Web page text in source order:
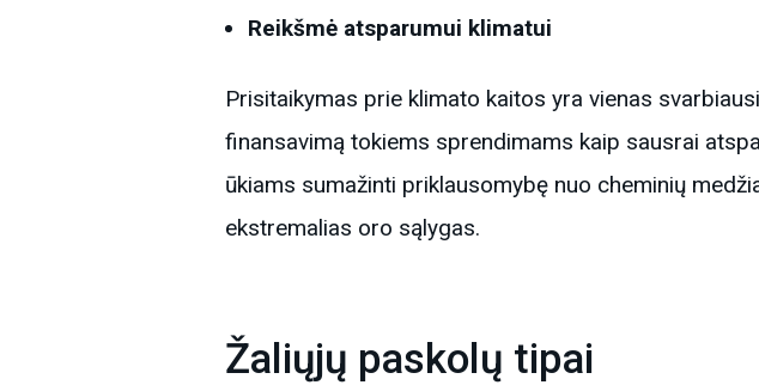
Reikšmė atsparumui klimatui
Prisitaikymas prie klimato kaitos yra vienas
finansavimą tokiems sprendimams kaip sausrai
ūkiams sumažinti priklausomybę nuo cheminių
ekstremalias oro sąlygas.
Žaliųjų paskolų tipai